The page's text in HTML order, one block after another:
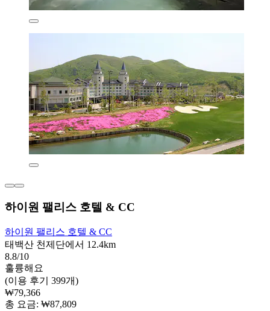
하이원 팰리스 호텔 & CC
하이원 팰리스 호텔 & CC
태백산 천제단에서 12.4km
8.8/10
훌륭해요
(이용 후기 399개)
₩79,366
총 요금: ₩87,809